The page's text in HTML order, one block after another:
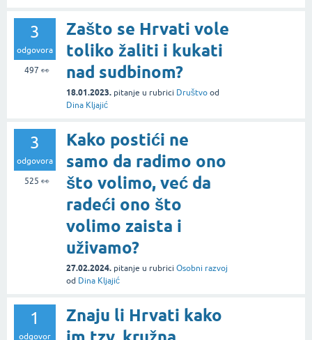
3
odgovora
497 👀
Zašto se Hrvati vole
toliko žaliti i kukati
nad sudbinom?
18.01.2023. pitanje u rubrici Društvo od
Dina Kljajić
3
odgovora
525 👀
Kako postići ne
samo da radimo ono
što volimo, već da
radeći ono što
volimo zaista i
uživamo?
27.02.2024. pitanje u rubrici Osobni razvoj
od Dina Kljajić
1
odgovor
Znaju li Hrvati kako